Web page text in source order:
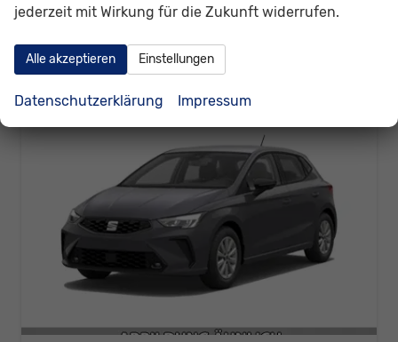
Verbrauch kombiniert:5,30 l/100km
CO2-Emissionen:120,00 g/km
jederzeit mit Wirkung für die Zukunft widerrufen.
Alle akzeptieren Einstellungen
Datenschutzerklärung Impressum